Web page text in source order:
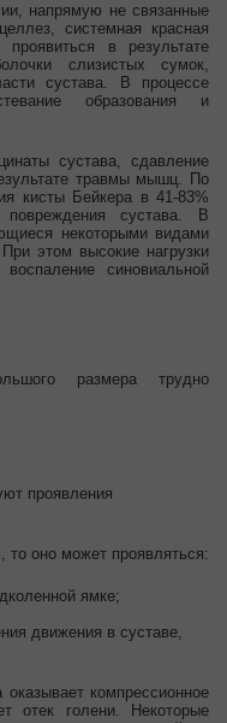
напрямую не связанные
системная красная
в результате
слизистых сумок,
сустава. В процессе
образования и
сустава, сдавление
травмы мышц. По
кисты Бейкера в 41-83%
повреждения сустава. В
некоторыми видами
этом высокие нагрузки
синовиальной
размера трудно
проявления
то оно может проявляться:
ямке;
движения в суставе,
компрессионное
отек голени. Некоторые